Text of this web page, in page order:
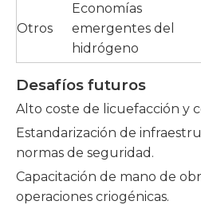
Otros
Economías
emergentes del
hidrógeno
Desafíos futuros
Alto coste de licuefacción y
Estandarización de
normas de seguridad.
Capacitación de mano de
operaciones criogénicas.